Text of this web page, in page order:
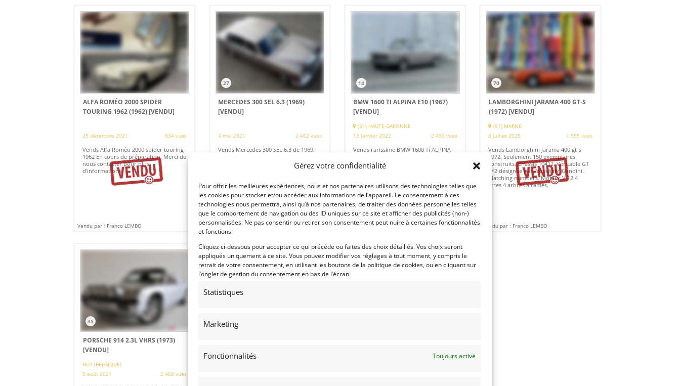
Gérez votre confidentialité
Pour offrir les meilleures expériences, nous et nos partenaires utilisons des technologies telles que
les cookies pour stocker et/ou accéder aux informations de l’appareil. Le consentement à ces
technologies nous permettra, ainsi qu’à nos partenaires, de traiter des données personnelles telles
que le comportement de navigation ou des ID uniques sur ce site et afficher des publicités (non-)
personnalisées. Ne pas consentir ou retirer son consentement peut nuire à certaines fonctionnalités
et fonctions.
Cliquez ci-dessous pour accepter ce qui précède ou faites des choix détaillés. Vos choix seront
appliqués uniquement à ce site. Vous pouvez modifier vos réglages à tout moment, y compris le
retrait de votre consentement, en utilisant les boutons de la politique de cookies, ou en cliquant sur
l’onglet de gestion du consentement en bas de l’écran.
Statistiques
Marketing
Fonctionnalités Toujours activé
ALFA ROMÉO 2000 SPIDER
TOURING 1962 (1962)[VENDU]
25 décembre 2021 834 vues
Vends Alfa Roméo 2000 spider touring
1962 En cours de préparation. Merci de
nous contacter pour plus
d'informations
Vendu par : Franco LEMBO
27
MERCEDES 300 SEL 6.3 (1969)
[VENDU]
4 mai 2021 2 452 vues
Vends Mercedes 300 SEL 6.3 de 1969.
exceptionnel. Vendue neuve en
Allemagne, couleur d'origine Beigegrau
Dunkelgrün d'origine, tout comme ses
boiseries. En sublime état!
Vendu par : Albion Motorcars
14
BMW 1600 TI ALPINA E10 (1967)
[VENDU]
(31) HAUTE-GARONNE
13 janvier 2022
2 430 vues
Vends rarissime BMW 1600 Ti ALPINA
color, historique limpide, manuels
d'origine, CGFN. Vendue neuve en
intérieur caramel.
Vendu par : Garage Concept Store
70
LAMBORGHINI JARAMA 400 GT-S
(1972)[VENDU]
(51) MARNE
8 juillet 2025
1 555 vues
Vends Lamborghini Jarama 400 gt-s
1972. Seulement 150 exemplaires
construits. Châssis 10412. Véritable GT
2+2 désignée par l'excellent Gandini.
Matching numbers. Moteur V 12 4
litres 4 arbres à cames.
Vendu par : Franco LEMBO
35
PORSCHE 914 2.3L VHRS (1973)
[VENDU]
HUY (BELGIQUE)
5 août 2021
2 468 vues